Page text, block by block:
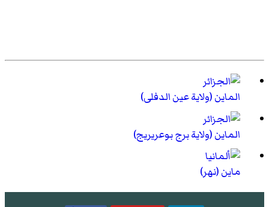
الماين (ولاية عين الدفلى)
الماين (ولاية برج بوعريريج)
ماين (نهر)